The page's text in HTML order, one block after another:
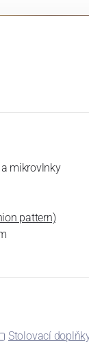
mikrovlnky
pattern)
Stolovací